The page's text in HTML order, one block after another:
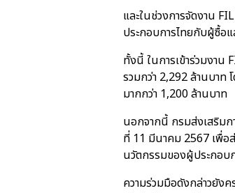
และในช่วงการจัดงาน
ประกอบการไทยกับผู้ซื้อ
ทั้งนี้ ในการเข้าร่วมงาน
รวมกว่า 2,292 ล้านบาท
มากกว่า 1,200 ล้านบาท
นอกจากนี้ กรมส่งเสริม
ที่ 11 มีนาคม 2567 เพื่อ
นวัตกรรมของผู้ประกอบ
ความร่วมมือดังกล่าวยัง